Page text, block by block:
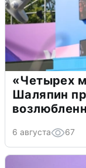
«Четырех
Шаляпин
6 августа 67